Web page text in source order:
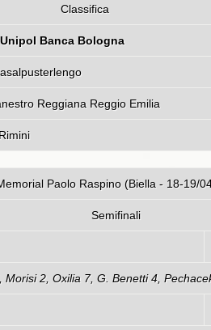
Classifica
Banca Bologna
Reggiana Reggio Emilia
Paolo Raspino (Biella - 18-19/
Semifinali
Biella
2, Oxilia 7, G. Benetti 4,
Azzurra Roma